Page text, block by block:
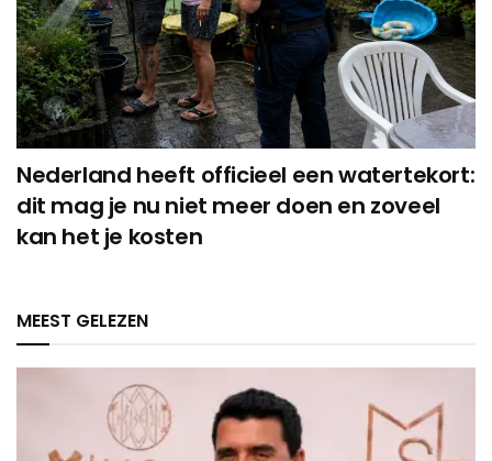
Nederland heeft officieel een watertekort:
dit mag je nu niet meer doen en zoveel
kan het je kosten
MEEST GELEZEN